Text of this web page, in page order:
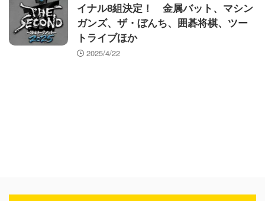
イナル8組決定！ 金属バット、マシン
ガンズ、ザ・ぼんち、囲碁将棋、ツー
トライブほか
2025/4/22